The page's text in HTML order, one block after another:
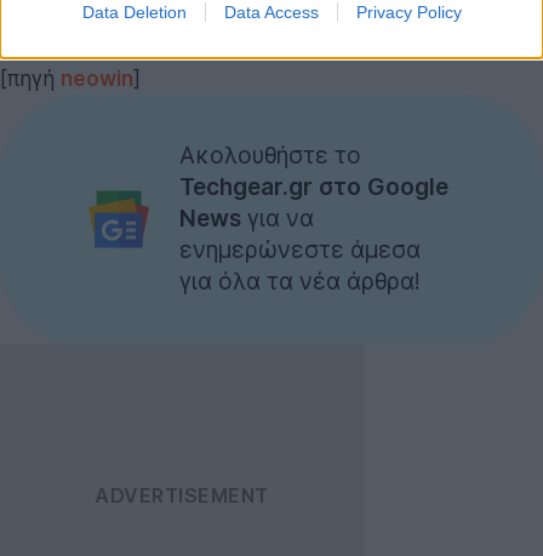
Data Deletion Data Access Privacy Policy
στα κρυφά, όπως φαίνεται τίποτα δε μένει πια κρυφό
[πηγή neowin]
Ακολουθήστε το
Techgear.gr στο Google
News για να
ενημερώνεστε άμεσα
για όλα τα νέα άρθρα!